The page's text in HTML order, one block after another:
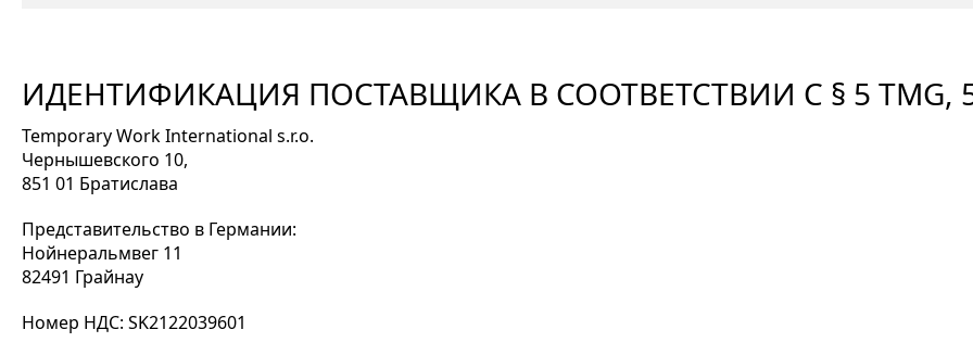
ИДЕНТИФИКАЦИЯ ПОСТАВЩИКА В СООТВЕТСТВИИ С § 5 TMG,
Temporary Work International s.r.o.
Чернышевского 10,
851 01 Братислава
Представительство в Германии:
Нойнеральмвег 11
82491 Грайнау
Номер НДС: SK2122039601